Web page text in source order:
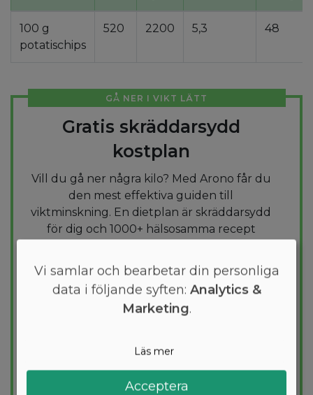
100 g
potatischips
520 2200 5,3 48
GÅ NER I VIKT LÄTT
Gratis skräddarsydd
kostplan
Vill du gå ner några kilo? Med Arono får du
den mest effektiva guiden till
viktminskning. En dietplan är skräddarsydd
för dig och 1000+ hälsosamma recept
kalorimål varje dag.
PROVAGRATIS
Vi samlar och bearbetar din personliga
data i följande syften: Analytics &
Marketing.
Läs mer
Acceptera